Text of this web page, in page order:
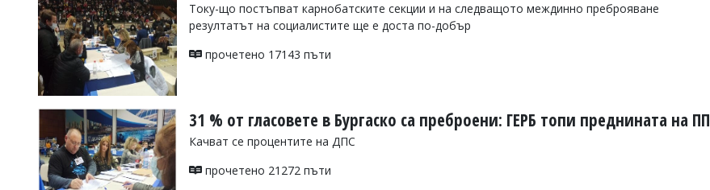
Управители:
Веселин
Василев,
v.vasilev@flagman.bg
Касабова,
k.kassabova@flagman.bg
Току-що постъпват карнобатските секции и на следващото междинно преброяване
резултатът на социалистите ще е доста по-добър
прочетено 17143 пъти
31 % от гласовете в Бургаско са преброени: ГЕРБ топи преднината на ПП
Качват се процентите на ДПС
прочетено 21272 пъти